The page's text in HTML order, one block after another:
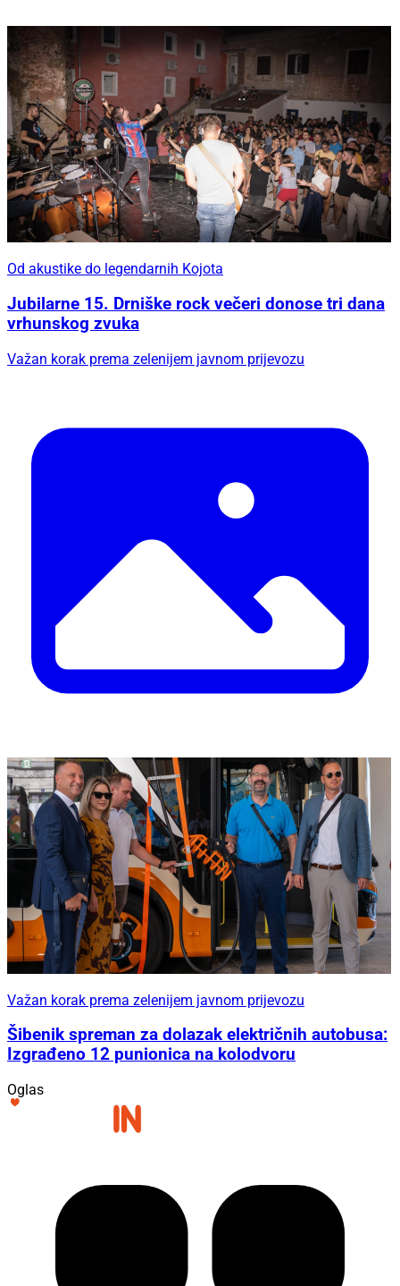
Od akustike do legendarnih Kojota
Jubilarne 15. Drniške rock večeri donose tri dana
vrhunskog zvuka
Važan korak prema zelenijem javnom prijevozu
Važan korak prema zelenijem javnom prijevozu
Šibenik spreman za dolazak električnih autobusa:
Izgrađeno 12 punionica na kolodvoru
Oglas